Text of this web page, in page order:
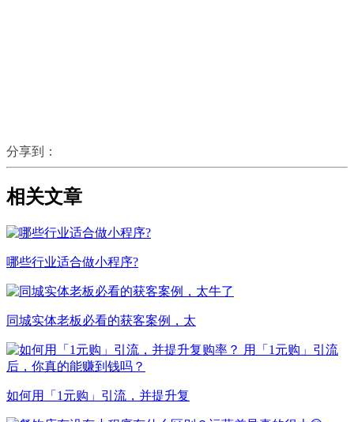
分享到：
相关文章
哪些行业适合做小程序?
同城实体老板必看的获客案例，太
如何用「1元购」引流，并提升复